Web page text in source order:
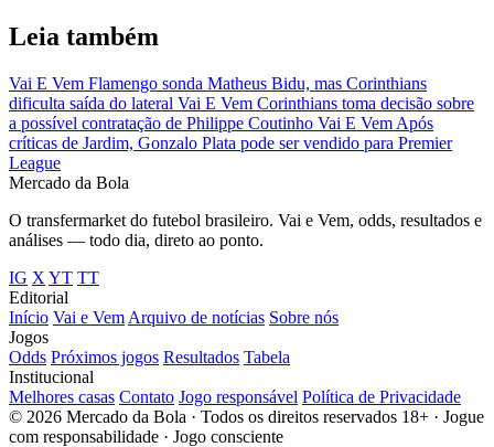
Leia também
Vai E Vem Flamengo sonda Matheus Bidu, mas Corinthians
dificulta saída do lateral Vai E Vem Corinthians toma decisão sobre
a possível contratação de Philippe Coutinho Vai E Vem Após
críticas de Jardim, Gonzalo Plata pode ser vendido para Premier
League
Mercado da Bola
O transfermarket do futebol brasileiro. Vai e Vem, odds, resultados e
análises — todo dia, direto ao ponto.
IG X YT TT
Editorial
Início Vai e Vem Arquivo de notícias Sobre nós
Jogos
Odds Próximos jogos Resultados Tabela
Institucional
Melhores casas Contato Jogo responsável Política de Privacidade
© 2026 Mercado da Bola · Todos os direitos reservados 18+ · Jogue
com responsabilidade · Jogo consciente